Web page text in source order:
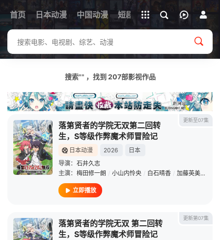
首页 日本动漫 中国动漫 短剧 韩剧 日剧 动漫
下载客户端
立即登录
搜索"" ，找到 207部影视作品
更新至07集
落第贤者的学院无双第二回转
生，S等级作弊魔术师冒险记
日本动漫 2026
日本
导演： 石井久志
主演： 梅田修一朗 / 小山内怜央 / 白石晴香 / 加藤英美里
立即播放
更新第07集
落第贤者的学院无双 第二回转
生，S等级作弊魔术师冒险记